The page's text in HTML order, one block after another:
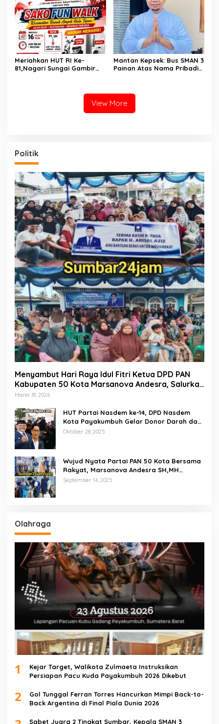
Bisa Harumkan Nama
Madrasah dan Daerah
Masyarakat”
Meriahkan HUT RI Ke-
81,Nagari Sungai Gambir
Mantan Kepsek: Bus SMAN 3
Painan Atas Nama Pribadi
Dengan Dealer
View More
Politik
Menyambut Hari Raya Idul Fitri Ketua DPD PAN
Kabupaten 50 Kota Marsanova Andesra, Salurkan
Empat Ton Bantuan Beras Untuk Masyarakat
Maret 18, 2026
HUT Partai Nasdem ke-14, DPD Nasdem
Kota Payakumbuh Gelar Donor Darah dan
Pemeriksaan Kesehatan Gratis
Oktober 28, 2025
Wujud Nyata Partai PAN 50 Kota Bersama
Rakyat, Marsanova Andesra SH,MH
Salurkan 600 Karung Beras Untuk
September 14, 2025
Olahraga
1
Kejar Target, Walikota Zulmaeta Instruksikan
Persiapan Pacu Kuda Payakumbuh 2026 Dikebut
2
Gol Tunggal Ferran Torres Hancurkan Mimpi Back-to-
Back Argentina di Final Piala Dunia 2026
Sabet Juara 2 Tingkat Sumbar, Kepala SMAN 3